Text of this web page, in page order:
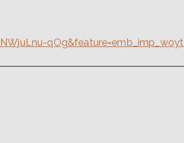
qOg&feature=emb_imp_woyt